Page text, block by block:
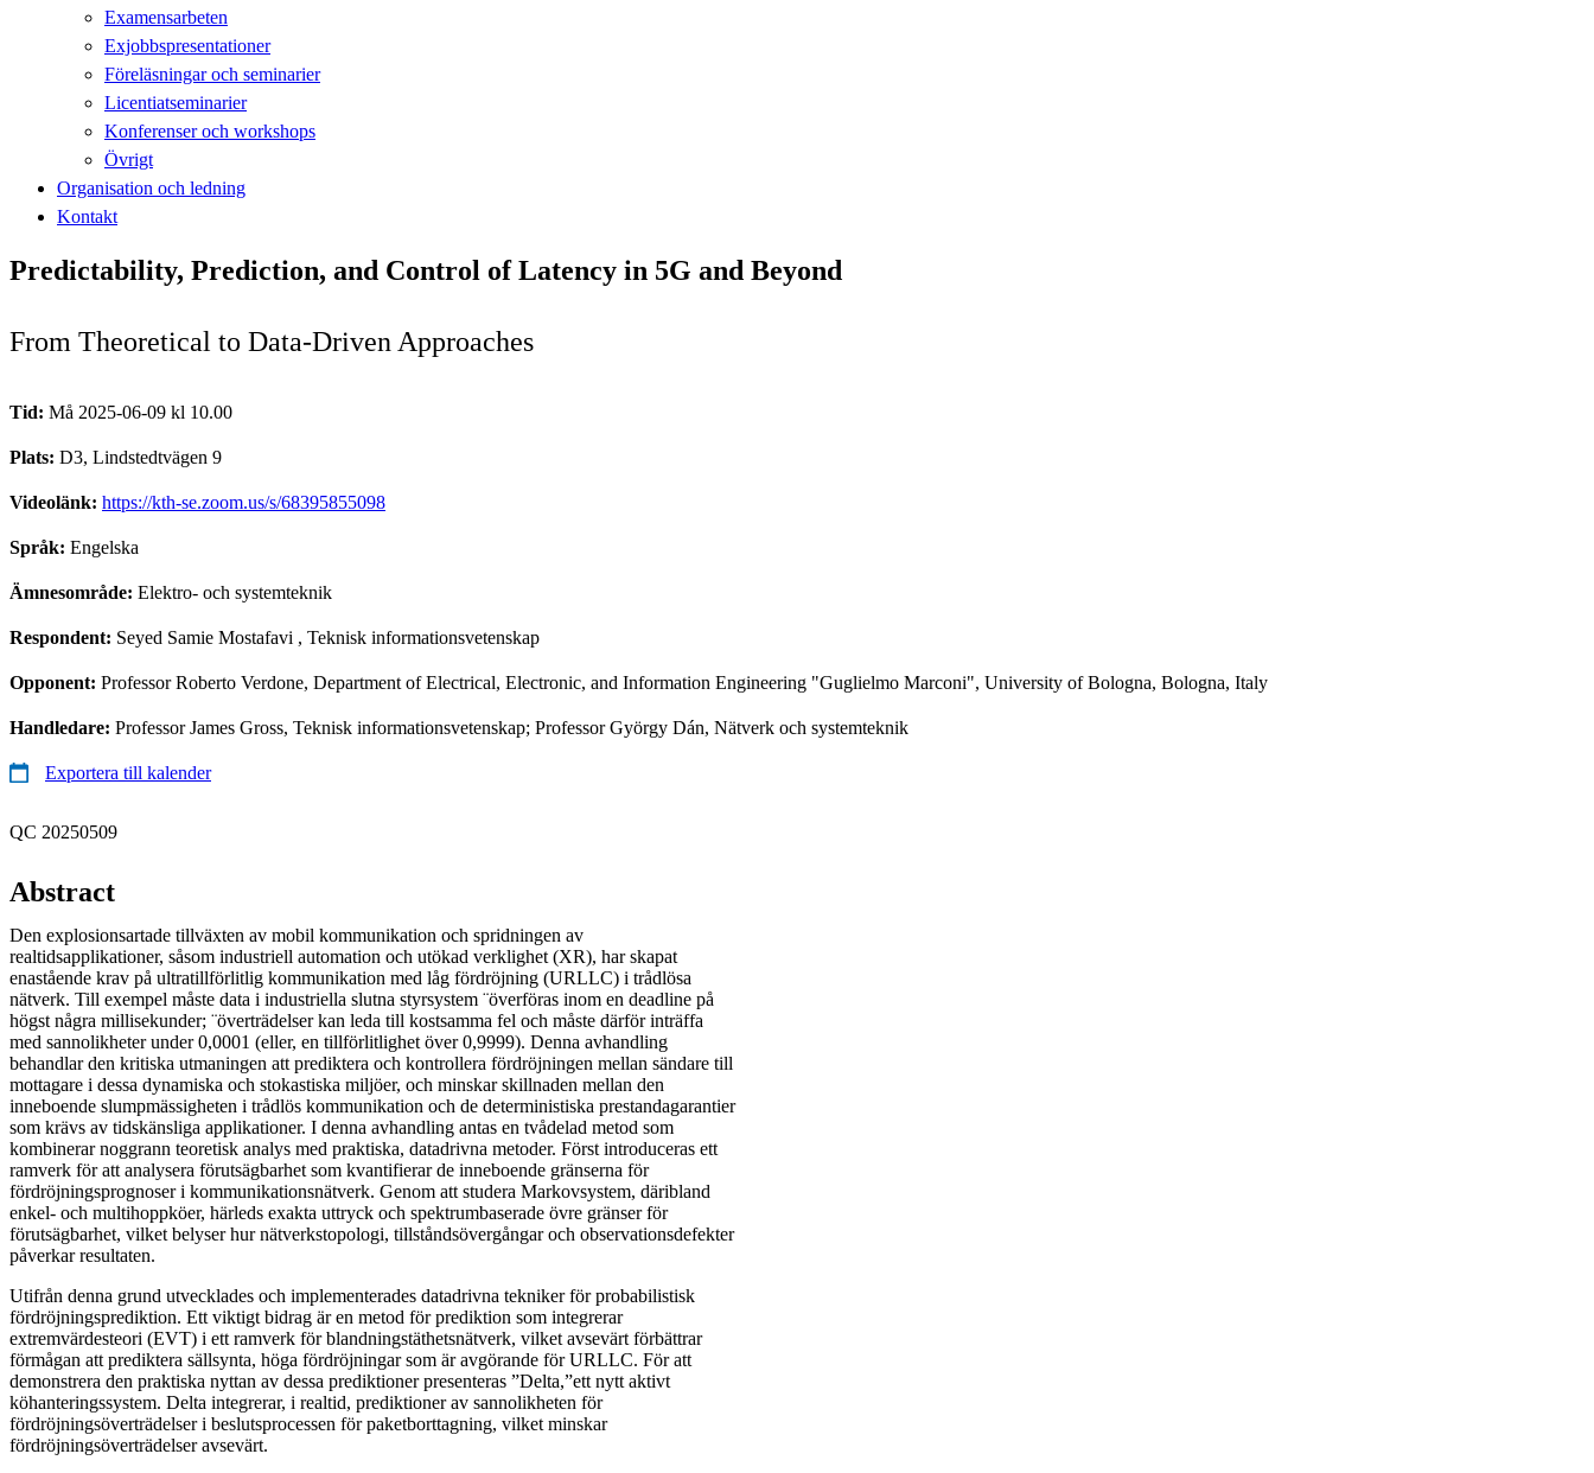
Examensarbeten
Exjobbspresentationer
Föreläsningar och seminarier
Licentiatseminarier
Konferenser och workshops
Övrigt
Organisation och ledning
Kontakt
Predictability, Prediction, and Control of Latency in 5G and Beyond
From Theoretical to Data-Driven Approaches
Tid: Må 2025-06-09 kl 10.00
Plats: D3, Lindstedtvägen 9
Videolänk: https://kth-se.zoom.us/s/68395855098
Språk: Engelska
Ämnesområde: Elektro- och systemteknik
Respondent: Seyed Samie Mostafavi , Teknisk informationsvetenskap
Opponent: Professor Roberto Verdone, Department of Electrical, Electronic, and Information Engineering "Guglielmo Marconi", University of Bologna, Bologna, Italy
Handledare: Professor James Gross, Teknisk informationsvetenskap; Professor György Dán, Nätverk och systemteknik
Exportera till kalender
QC 20250509
Abstract
Den explosionsartade tillväxten av mobil kommunikation och spridningen av
realtidsapplikationer, såsom industriell automation och utökad verklighet (XR), har skapat
enastående krav på ultratillförlitlig kommunikation med låg fördröjning (URLLC) i trådlösa
nätverk. Till exempel måste data i industriella slutna styrsystem ¨överföras inom en deadline på
högst några millisekunder; ¨överträdelser kan leda till kostsamma fel och måste därför inträffa
med sannolikheter under 0,0001 (eller, en tillförlitlighet över 0,9999). Denna avhandling
behandlar den kritiska utmaningen att prediktera och kontrollera fördröjningen mellan sändare till
mottagare i dessa dynamiska och stokastiska miljöer, och minskar skillnaden mellan den
inneboende slumpmässigheten i trådlös kommunikation och de deterministiska prestandagarantier
som krävs av tidskänsliga applikationer. I denna avhandling antas en tvådelad metod som
kombinerar noggrann teoretisk analys med praktiska, datadrivna metoder. Först introduceras ett
ramverk för att analysera förutsägbarhet som kvantifierar de inneboende gränserna för
fördröjningsprognoser i kommunikationsnätverk. Genom att studera Markovsystem, däribland
enkel- och multihoppköer, härleds exakta uttryck och spektrumbaserade övre gränser för
förutsägbarhet, vilket belyser hur nätverkstopologi, tillståndsövergångar och observationsdefekter
påverkar resultaten.
Utifrån denna grund utvecklades och implementerades datadrivna tekniker för probabilistisk
fördröjningsprediktion. Ett viktigt bidrag är en metod för prediktion som integrerar
extremvärdesteori (EVT) i ett ramverk för blandningstäthetsnätverk, vilket avsevärt förbättrar
förmågan att prediktera sällsynta, höga fördröjningar som är avgörande för URLLC. För att
demonstrera den praktiska nyttan av dessa prediktioner presenteras ”Delta,”ett nytt aktivt
köhanteringssystem. Delta integrerar, i realtid, prediktioner av sannolikheten för
fördröjningsöverträdelser i beslutsprocessen för paketborttagning, vilket minskar
fördröjningsöverträdelser avsevärt.